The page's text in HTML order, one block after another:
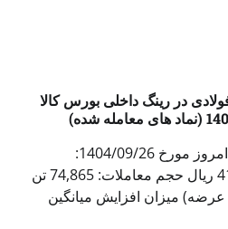
در رینگ داخلی بورس کالا
نکات معاملات میلگرد امروز مورخ 1404/09/26:
میانگین معاملات: 410,152 ریال حجم معاملات: 74,865 تن
حجم کل عرضه) میزان افزایش میانگین